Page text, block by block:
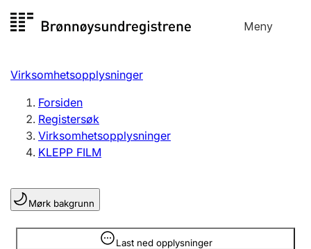
til
Meny
Registersøk
Aksjeselskap
Enkeltpersonforetak
Registrere, endre, slette
Lag og forening
Registrere, endre, slette
Virksomhetsopplysninger
Forsiden
Registersøk
Virksomhetsopplysninger
KLEPP FILM
Mørk bakgrunn
Last ned opplysninger
Opplysninger er skjult